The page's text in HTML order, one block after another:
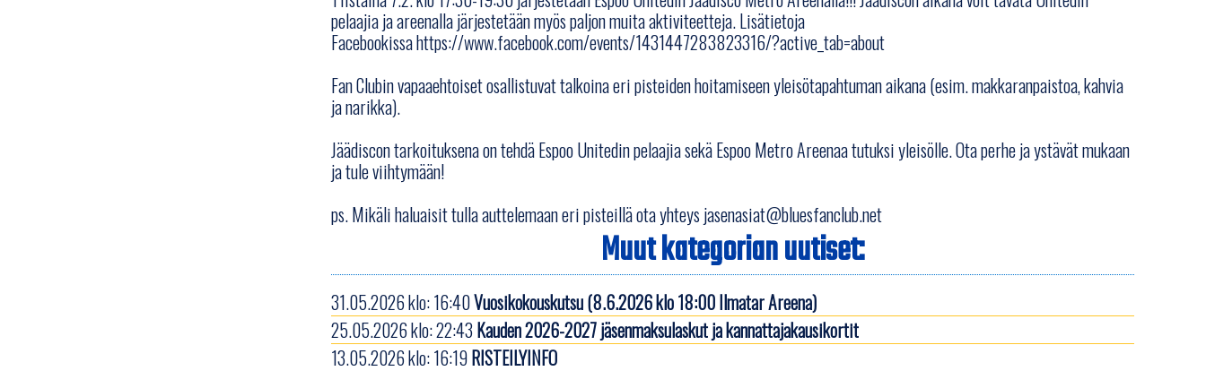
pelaajia ja areenalla järjestetään myös paljon muita aktiviteetteja. Lisätietoja
Facebookissahttps://www.facebook.com/events/1431447283823316/?active_tab=about
Fan Clubin vapaaehtoiset osallistuvat talkoina eri pisteiden hoitamiseen yleisötapahtuman aikana (esim. makkaranpaistoa, kahvia
ja narikka).
Jäädiscon tarkoituksena on tehdä Espoo Unitedin pelaajia sekä Espoo Metro Areenaa tutuksi yleisölle. Ota perhe ja ystävät mukaan
ja tule viihtymään!
ps. Mikäli haluaisit tulla auttelemaan eri pisteillä ota yhteys jasenasiat@bluesfanclub.net
Muut kategorian uutiset:
31.05.2026 klo: 16:40Vuosikokouskutsu (8.6.2026 klo 18:00 Ilmatar Areena)
25.05.2026 klo: 22:43Kauden 2026-2027 jäsenmaksulaskut ja kannattajakausikortit
13.05.2026 klo: 16:19RISTEILYINFO